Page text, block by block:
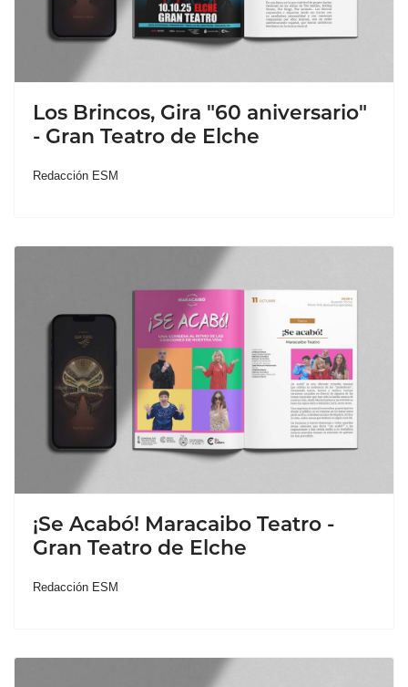
Los Brincos, Gira "60 aniversario"
- Gran Teatro de Elche
Redacción ESM
¡Se Acabó! Maracaibo Teatro -
Gran Teatro de Elche
Redacción ESM